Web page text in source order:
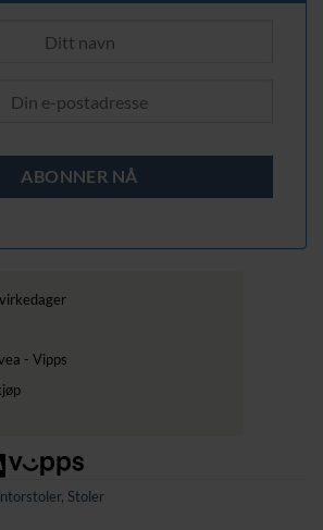
- Vipps
, Stoler